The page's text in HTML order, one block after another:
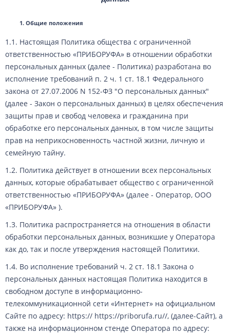
Общие положения
1.1. Настоящая Политика общества с ограниченной
ответственностью «ПРИБОРУФА» в отношении обработки
персональных данных (далее - Политика) разработана во
исполнение требований п. 2 ч. 1 ст. 18.1 Федерального
закона от 27.07.2006 N 152-ФЗ "О персональных данных"
(далее - Закон о персональных данных) в целях обеспечения
защиты прав и свобод человека и гражданина при
обработке его персональных данных, в том числе защиты
прав на неприкосновенность частной жизни, личную и
семейную тайну.
1.2. Политика действует в отношении всех персональных
данных, которые обрабатывает общество с ограниченной
ответственностью «ПРИБОРУФА» (далее - Оператор, ООО
«ПРИБОРУФА» ).
1.3. Политика распространяется на отношения в области
обработки персональных данных, возникшие у Оператора
как до, так и после утверждения настоящей Политики.
1.4. Во исполнение требований ч. 2 ст. 18.1 Закона о
персональных данных настоящая Политика находится в
свободном доступе в информационно-
телекоммуникационной сети «Интернет» на официальном
Cайте по адресу: https:// https://priborufa.ru//, (далее-Сайт), а
также на информационном стенде Оператора по адресу: